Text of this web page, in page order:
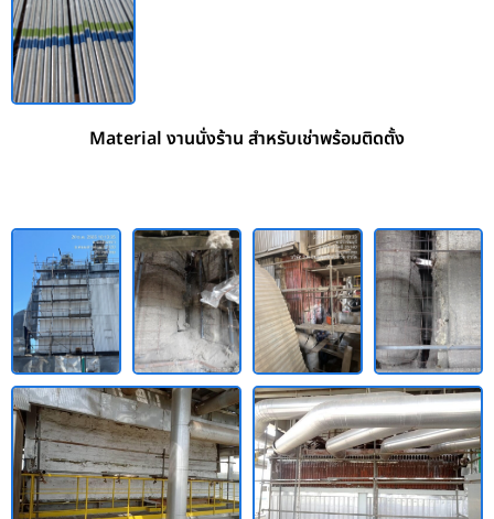
Material งานนั่งร้าน สำหรับเช่าพร้อมติดตั้ง